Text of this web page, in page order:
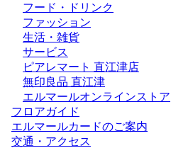
フード・ドリンク
ファッション
生活・雑貨
サービス
ピアレマート 直江津店
無印良品 直江津
エルマールオンラインストア
フロアガイド
エルマールカードのご案内
交通・アクセス